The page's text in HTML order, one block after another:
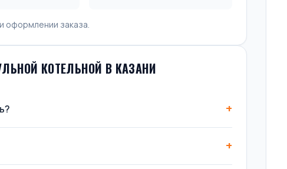
оформлении заказа.
КОТЕЛЬНОЙ В КАЗАНИ